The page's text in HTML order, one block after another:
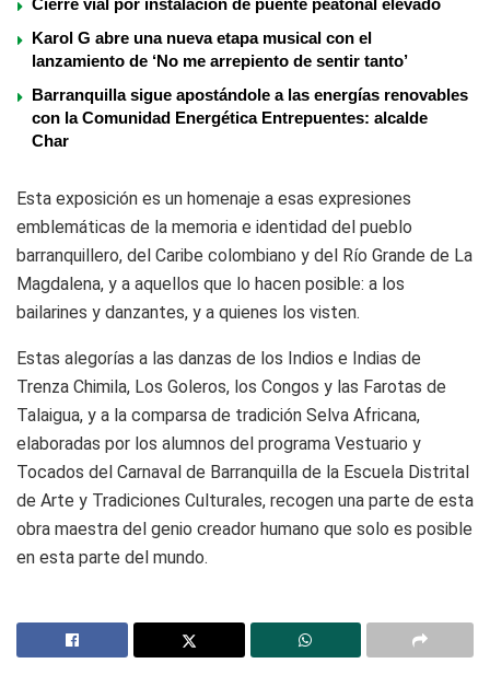
Karol G abre una nueva etapa musical con el
lanzamiento de ‘No me arrepiento de sentir tanto’
Barranquilla sigue apostándole a las energías renovables
con la Comunidad Energética Entrepuentes: alcalde
Char
Esta exposición es un homenaje a esas expresiones
emblemáticas de la memoria e identidad del pueblo
barranquillero, del Caribe colombiano y del Río Grande de La
Magdalena, y a aquellos que lo hacen posible: a los
bailarines y danzantes, y a quienes los visten.
Estas alegorías a las danzas de los Indios e Indias de
Trenza Chimila, Los Goleros, los Congos y las Farotas de
Talaigua, y a la comparsa de tradición Selva Africana,
elaboradas por los alumnos del programa Vestuario y
Tocados del Carnaval de Barranquilla de la Escuela Distrital
de Arte y Tradiciones Culturales, recogen una parte de esta
obra maestra del genio creador humano que solo es posible
en esta parte del mundo.